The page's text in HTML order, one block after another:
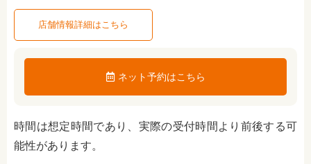
店舗情報詳細はこちら
ネット予約はこちら
時間は想定時間であり、実際の受付時間より前後する可
能性があります。